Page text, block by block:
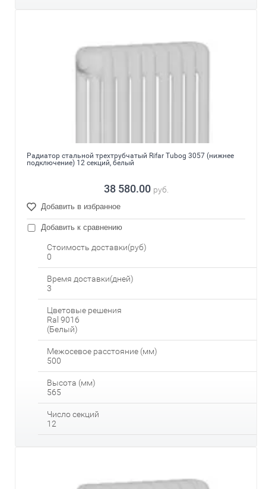
Радиатор стальной трехтрубчатый Rifar Tubog 3057 (нижнее
подключение) 12 секций, белый
38 580.00 руб.
Добавить в избранное
Добавить к сравнению
Стоимость доставки(руб)
0
Время доставки(дней)
3
Цветовые решения
Ral 9016
(Белый)
Межосевое расстояние (мм)
500
Высота (мм)
565
Число секций
12